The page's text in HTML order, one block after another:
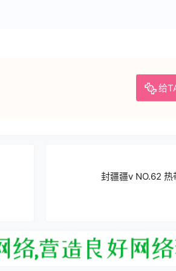
给
封疆疆v NO.62